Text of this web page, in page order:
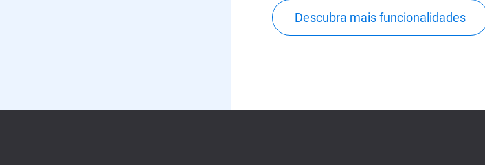
Descubra mais funcionalidades